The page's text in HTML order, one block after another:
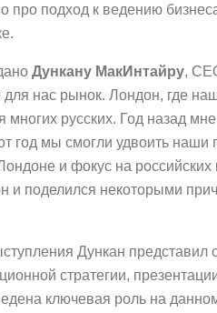
про подход к ведению
Дункану МакИнтайру,
нас рынок. Лондон, где
русских. Год назад
год мы смогли удвоить
и фокус на
и поделился некоторыми
Дункан представил
стратегии,
ключевая роль на